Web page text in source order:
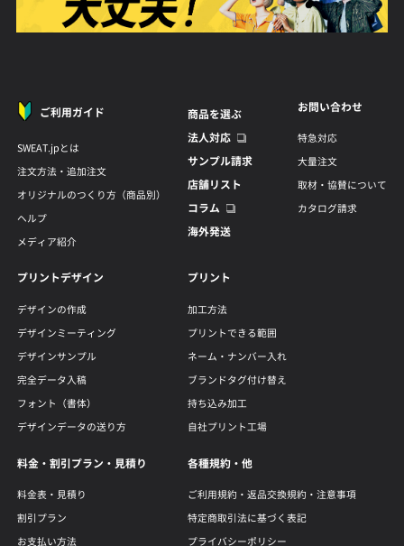
ご利用ガイド
SWEAT.jpとは
注文方法・追加注文
オリジナルのつくり方（商品別）
ヘルプ
メディア紹介
商品を選ぶ
法人対応
サンプル請求
店舗リスト
コラム
海外発送
お問い合わせ
特急対応
大量注文
取材・協賛について
カタログ請求
プリントデザイン
デザインの作成
デザインミーティング
デザインサンプル
完全データ入稿
フォント（書体）
デザインデータの送り方
プリント
加工方法
プリントできる範囲
ネーム・ナンバー入れ
ブランドタグ付け替え
持ち込み加工
自社プリント工場
料金・割引プラン・見積り
料金表・見積り
割引プラン
お支払い方法
各種規約・他
ご利用規約・返品交換規約・注意事項
特定商取引法に基づく表記
プライバシーポリシー